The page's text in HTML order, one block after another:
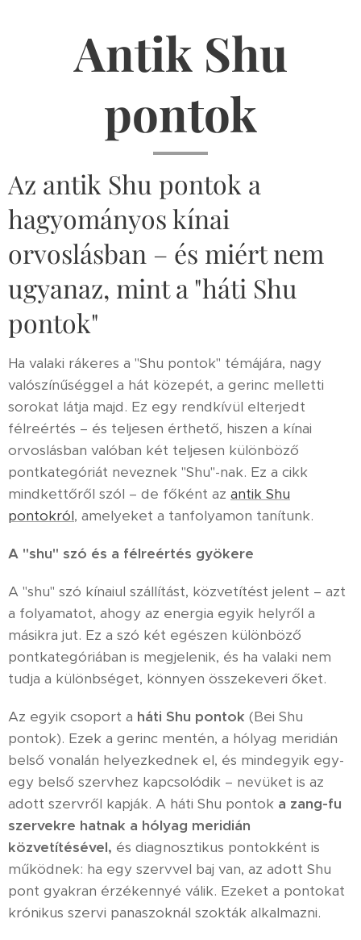
Antik Shu
pontok
Az antik Shu pontok a
hagyományos kínai
orvoslásban – és miért nem
ugyanaz, mint a "háti Shu
pontok"
Ha valaki rákeres a "Shu pontok" témájára, nagy
valószínűséggel a hát közepét, a gerinc melletti
sorokat látja majd. Ez egy rendkívül elterjedt
félreértés – és teljesen érthető, hiszen a kínai
orvoslásban valóban két teljesen különböző
pontkategóriát neveznek "Shu"-nak. Ez a cikk
mindkettőről szól – de főként az antik Shu
pontokról, amelyeket a tanfolyamon tanítunk.
A "shu" szó és a félreértés gyökere
A "shu" szó kínaiul szállítást, közvetítést jelent – azt
a folyamatot, ahogy az energia egyik helyről a
másikra jut. Ez a szó két egészen különböző
pontkategóriában is megjelenik, és ha valaki nem
tudja a különbséget, könnyen összekeveri őket.
Az egyik csoport a háti Shu pontok (Bei Shu
pontok). Ezek a gerinc mentén, a hólyag meridián
belső vonalán helyezkednek el, és mindegyik egy-
egy belső szervhez kapcsolódik – nevüket is az
adott szervről kapják. A háti Shu pontok a zang-fu
szervekre hatnak a hólyag meridián
közvetítésével, és diagnosztikus pontokként is
működnek: ha egy szervvel baj van, az adott Shu
pont gyakran érzékennyé válik. Ezeket a pontokat
krónikus szervi panaszoknál szokták alkalmazni.